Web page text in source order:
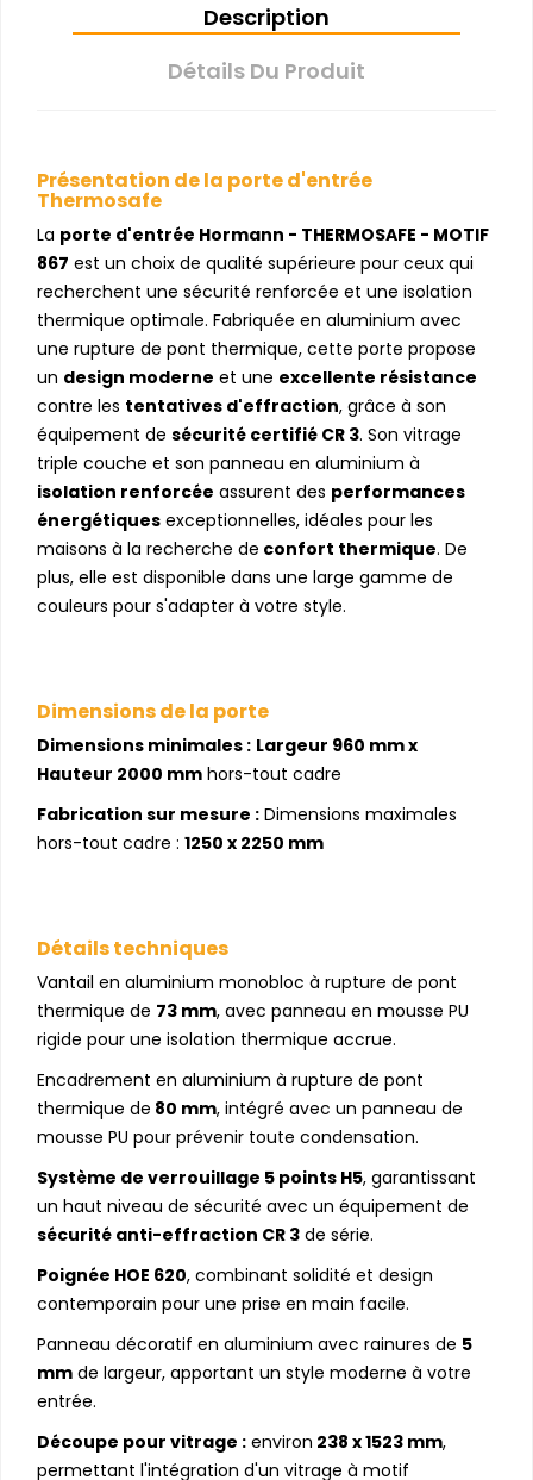
Description
Détails Du Produit
Présentation de la porte d'entrée
Thermosafe
La porte d'entrée Hormann - THERMOSAFE - MOTIF
867 est un choix de qualité supérieure pour ceux qui
recherchent une sécurité renforcée et une isolation
thermique optimale. Fabriquée en aluminium avec
une rupture de pont thermique, cette porte propose
un design moderne et une excellente résistance
contre les tentatives d'effraction, grâce à son
équipement de sécurité certifié CR 3. Son vitrage
triple couche et son panneau en aluminium à
isolation renforcée assurent des performances
énergétiques exceptionnelles, idéales pour les
maisons à la recherche de confort thermique. De
plus, elle est disponible dans une large gamme de
couleurs pour s'adapter à votre style.
Dimensions de la porte
Dimensions minimales : Largeur 960 mm x
Hauteur 2000 mm hors-tout cadre
Fabrication sur mesure : Dimensions maximales
hors-tout cadre : 1250 x 2250 mm
Détails techniques
Vantail en aluminium monobloc à rupture de pont
thermique de 73 mm, avec panneau en mousse PU
rigide pour une isolation thermique accrue.
Encadrement en aluminium à rupture de pont
thermique de 80 mm, intégré avec un panneau de
mousse PU pour prévenir toute condensation.
Système de verrouillage 5 points H5, garantissant
un haut niveau de sécurité avec un équipement de
sécurité anti-effraction CR 3 de série.
Poignée HOE 620, combinant solidité et design
contemporain pour une prise en main facile.
Panneau décoratif en aluminium avec rainures de 5
mm de largeur, apportant un style moderne à votre
entrée.
Découpe pour vitrage : environ 238 x 1523 mm,
permettant l'intégration d'un vitrage à motif